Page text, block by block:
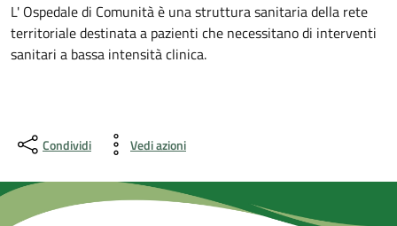
L' Ospedale di Comunità è una struttura sanitaria della rete
territoriale destinata a pazienti che necessitano di interventi
sanitari a bassa intensità clinica.
Condividi Vedi azioni